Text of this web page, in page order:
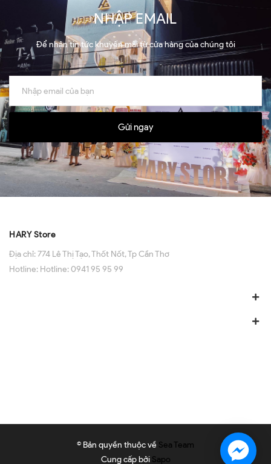
NHẬP EMAIL
Để nhận tin tức khuyến mãi từ cửa hàng của chúng tôi
Gửi ngay
HARY Store
Địa chỉ:774 Lê Thị Tạo, Thốt Nốt, Tp Cần Thơ
Hotline: Hotline: 0941 95 95 99
© Bản quyền thuộc về Sea Team
Cung cấp bởi Sapo